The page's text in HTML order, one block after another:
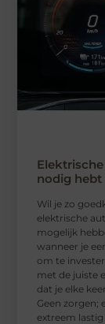
nodig hebt
Wil je zo
elektrische
mogelijk
wanneer je
om te
met de juiste
dat je elke
Geen zorgen;
extreem